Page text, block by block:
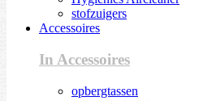
stofzuigers
Accessoires
In Accessoires
opbergtassen